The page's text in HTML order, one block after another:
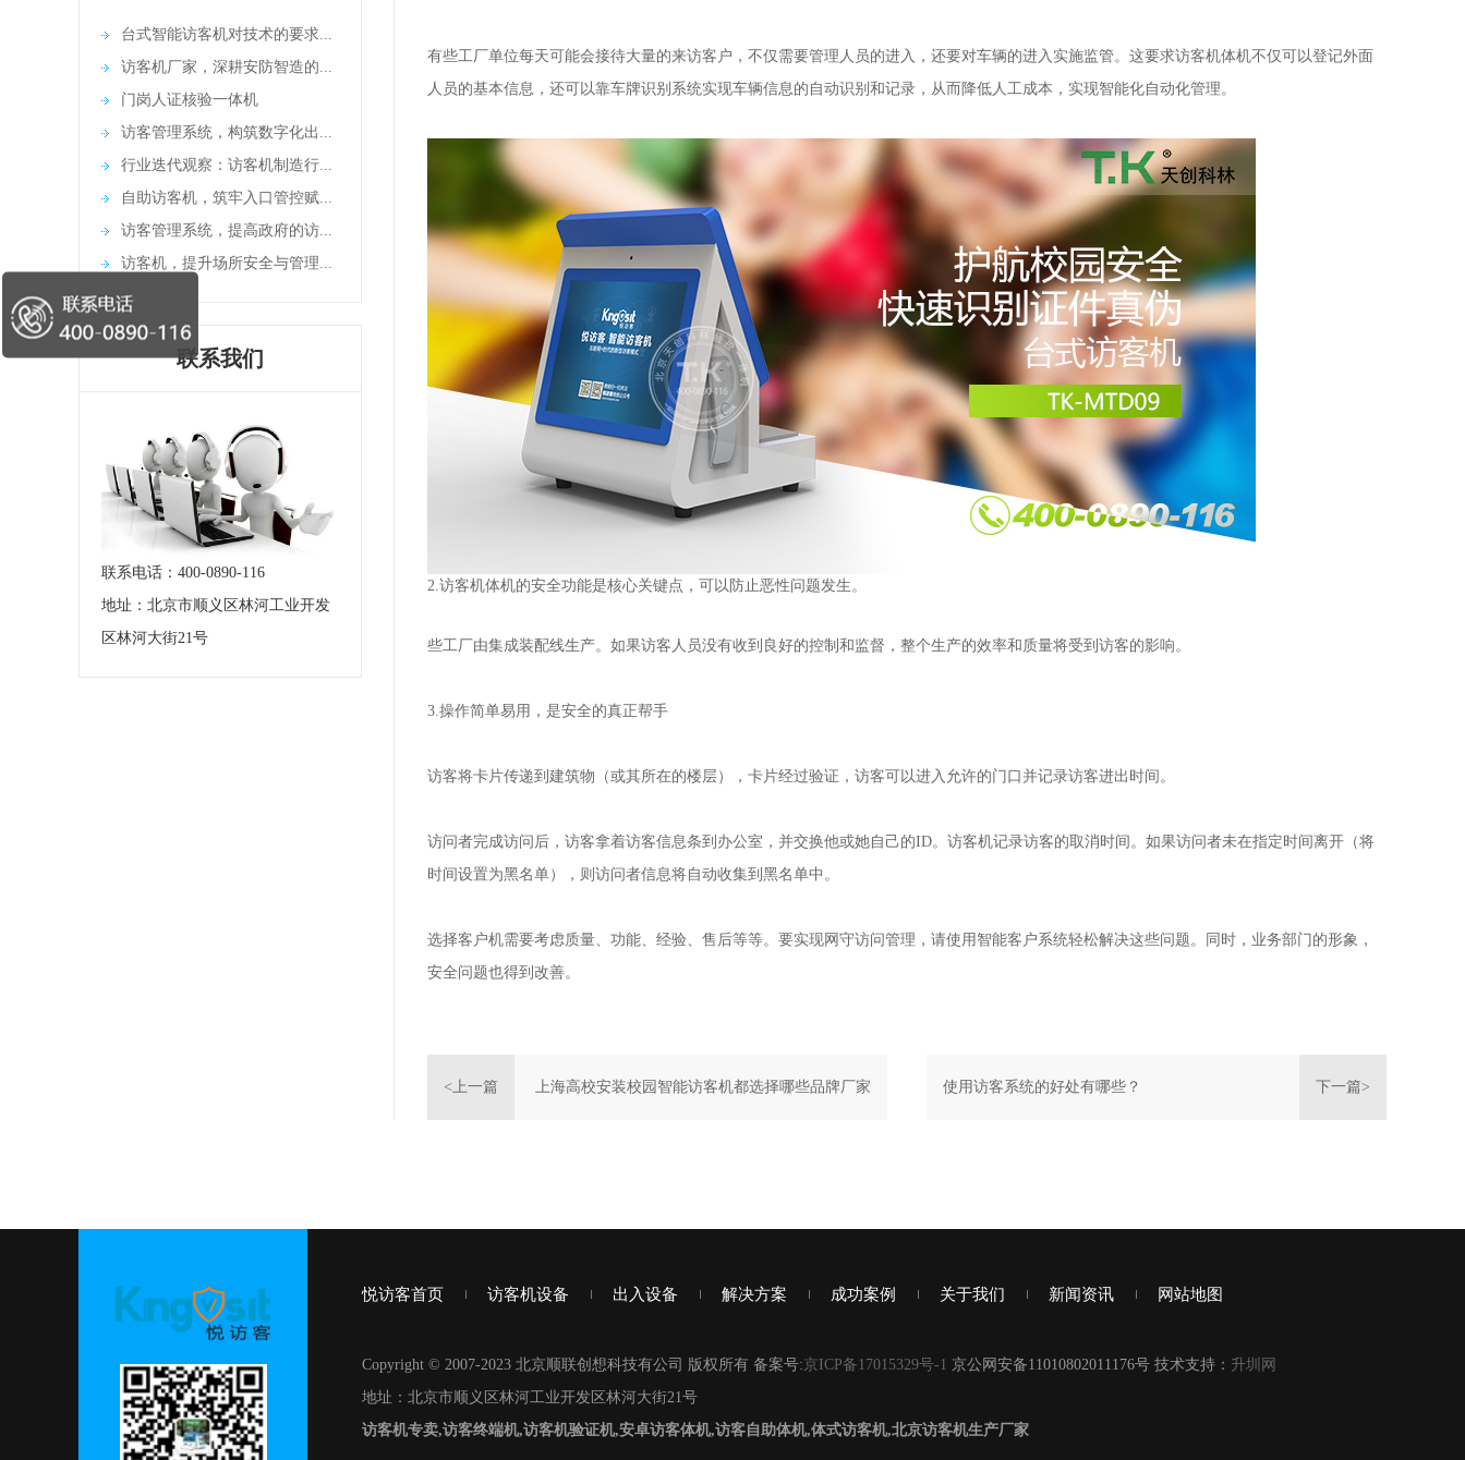
台式智能访客机对技术的要求...
访客机厂家，深耕安防智造的...
门岗人证核验一体机
访客管理系统，构筑数字化出...
行业迭代观察：访客机制造行...
自助访客机，筑牢入口管控赋...
访客管理系统，提高政府的访...
访客机，提升场所安全与管理...
联系我们
联系电话：400-0890-116
地址：北京市顺义区林河工业开发
区林河大街21号
有些工厂单位每天可能会接待大量的来访客户，不仅需要管理人员的进入，还要对车辆的进入实施监管。这要求访客机体机不仅可以登记外面
人员的基本信息，还可以靠车牌识别系统实现车辆信息的自动识别和记录，从而降低人工成本，实现智能化自动化管理。
2.访客机体机的安全功能是核心关键点，可以防止恶性问题发生。
些工厂由集成装配线生产。如果访客人员没有收到良好的控制和监督，整个生产的效率和质量将受到访客的影响。
3.操作简单易用，是安全的真正帮手
访客将卡片传递到建筑物（或其所在的楼层），卡片经过验证，访客可以进入允许的门口并记录访客进出时间。
访问者完成访问后，访客拿着访客信息条到办公室，并交换他或她自己的ID。访客机记录访客的取消时间。如果访问者未在指定时间离开（将
时间设置为黑名单），则访问者信息将自动收集到黑名单中。
选择客户机需要考虑质量、功能、经验、售后等等。要实现网守访问管理，请使用智能客户系统轻松解决这些问题。同时，业务部门的形象，
安全问题也得到改善。
<上一篇 上海高校安装校园智能访客机都选择哪些品牌厂家 下一篇>
使用访客系统的好处有哪些？
悦访客首页 访客机设备 出入设备 解决方案 成功案例 关于我们 新闻资讯 网站地图
Copyright © 2007-2023 北京顺联创想科技有公司 版权所有 备案号:京ICP备17015329号-1 京公网安备11010802011176号 技术支持： 升圳网
地址：北京市顺义区林河工业开发区林河大街21号
访客机专卖,访客终端机,访客机验证机,安卓访客体机,访客自助体机,体式访客机,北京访客机生产厂家